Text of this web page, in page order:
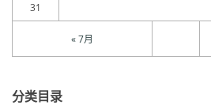
« 7月
31
分类目录